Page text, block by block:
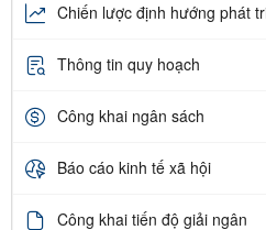
Chiến lược định hướng phát
Thông tin quy hoạch
Công khai ngân sách
Báo cáo kinh tế xã hội
Công khai tiến độ giải ngân